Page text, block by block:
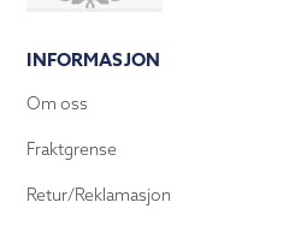
INFORMASJON
Om oss
Fraktgrense
Retur/Reklamasjon